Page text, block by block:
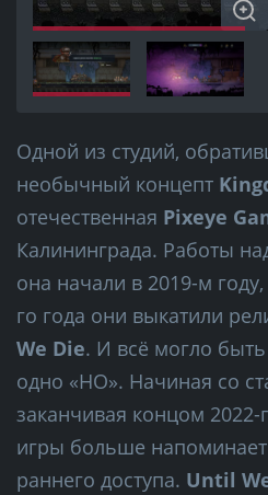
Одной из студий,
необычный концепт
отечественная Pixeye
Калининграда. Работы
она начали в 2019-м
го года они выкатили
We Die. И всё могло
одно «НО». Начиная со
заканчивая концом 2022-
игры больше напоминает
раннего доступа. Until